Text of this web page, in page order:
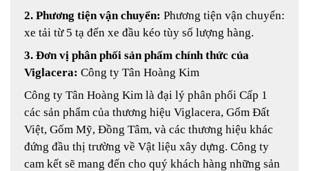
2. Phương tiện vận chuyển: Phương tiện vận chuyển:
xe tải từ 5 tạ đến xe đầu kéo tùy số lượng hàng.
3. Đơn vị phân phối sản phẩm chính thức của
Viglacera: Công ty Tân Hoàng Kim
Công ty Tân Hoàng Kim là đại lý phân phối Cấp 1
các sản phẩm của thương hiệu Viglacera, Gốm Đất
Việt, Gốm Mỹ, Đồng Tâm, và các thương hiệu khác
đứng đầu thị trường về Vật liệu xây dựng. Công ty
cam kết sẽ mang đến cho quý khách hàng những sản